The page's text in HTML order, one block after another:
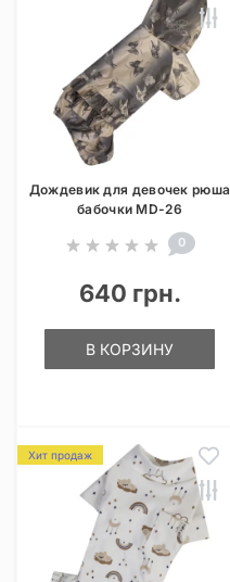
Дождевик для девочек рюша
бабочки MD-26
0
640 грн.
В КОРЗИНУ
Хит продаж